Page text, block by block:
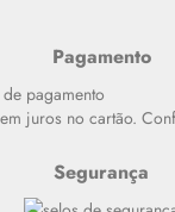
no Whatsapp
Pagamento
juros no cartão.
Segurança